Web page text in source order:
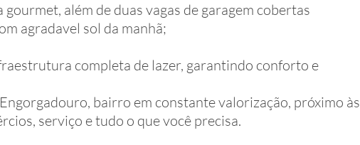
além de duas vagas de garagem cobertas
agradavel sol da manhã;
completa de lazer, garantindo conforto e
bairro em constante valorização, próximo às
serviço e tudo o que você precisa.